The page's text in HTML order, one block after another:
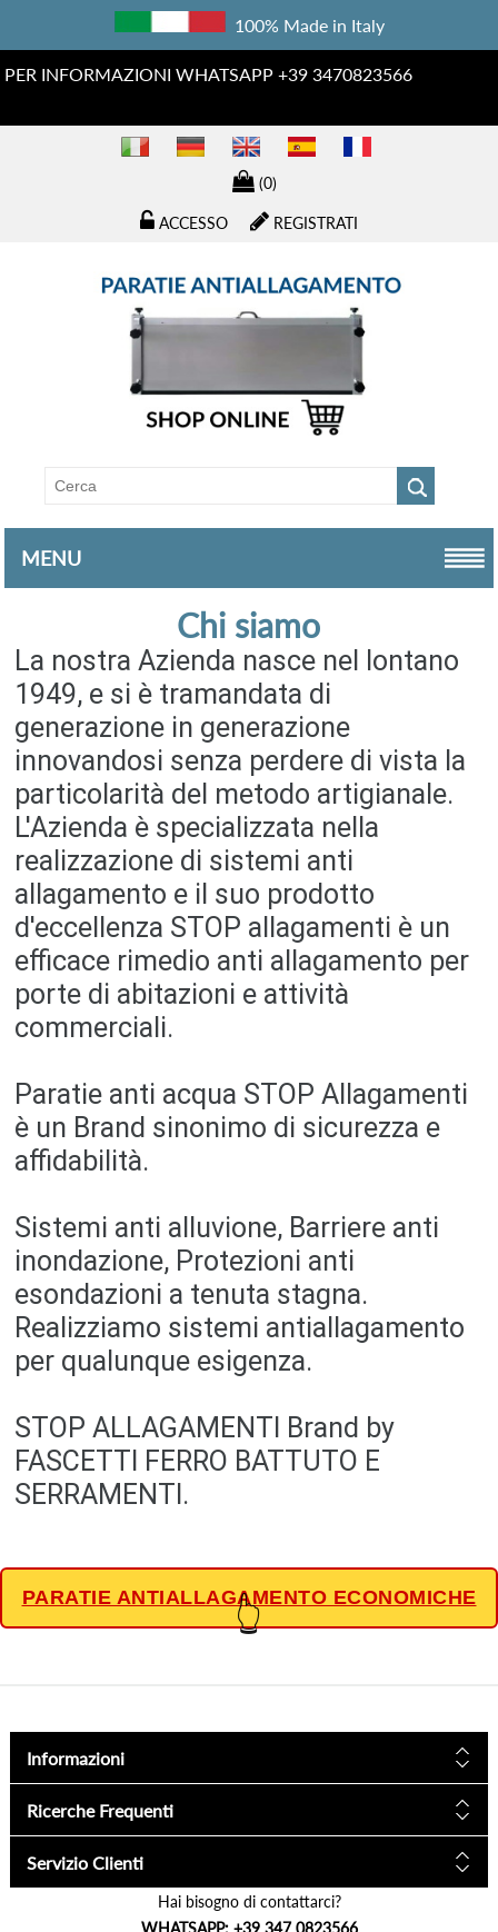
100% Made in Italy
PER INFORMAZIONI WHATSAPP +39 3470823566
(0)
REGISTRATI
ACCESSO
MENU
Chi siamo
La nostra Azienda nasce nel lontano
1949, e si è tramandata di
generazione in generazione
innovandosi senza perdere di vista la
particolarità del metodo artigianale.
L'Azienda è specializzata nella
realizzazione di sistemi anti
allagamento e il suo prodotto
d'eccellenza STOP allagamenti è un
efficace rimedio anti allagamento per
porte di abitazioni e attività
commerciali.
Paratie anti acqua STOP Allagamenti
è un Brand sinonimo di sicurezza e
affidabilità.
Sistemi anti alluvione, Barriere anti
inondazione, Protezioni anti
esondazioni a tenuta stagna.
Realizziamo sistemi antiallagamento
per qualunque esigenza.
STOP ALLAGAMENTI Brand by
FASCETTI FERRO BATTUTO E
SERRAMENTI.
PARATIE ANTIALLAGAMENTO ECONOMICHE
👆
Informazioni
Ricerche Frequenti
Servizio Clienti
Hai bisogno di contattarci?